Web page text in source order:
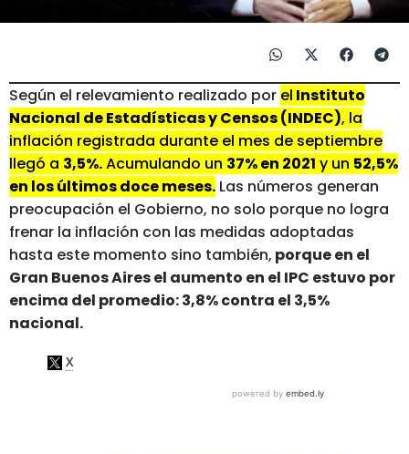
Según el relevamiento realizado por el Instituto
Nacional de Estadísticas y Censos (INDEC), la
inflación registrada durante el mes de septiembre
llegó a 3,5%.Acumulando un 37% en 2021 y un 52,5%
en los últimos doce meses. Las números generan
preocupación el Gobierno, no solo porque no logra
frenar la inflación con las medidas adoptadas
hasta este momento sino también, porque en el
Gran Buenos Aires el aumento en el IPC estuvo por
encima del promedio: 3,8% contra el 3,5%
nacional.